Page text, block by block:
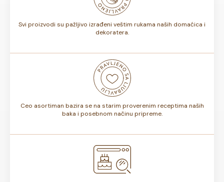
Svi proizvodi su pažljivo izrađeni veštim rukama naših domaćica i
dekoratera.
Ceo asortiman bazira se na starim proverenim receptima naših
baka i posebnom načinu pripreme.